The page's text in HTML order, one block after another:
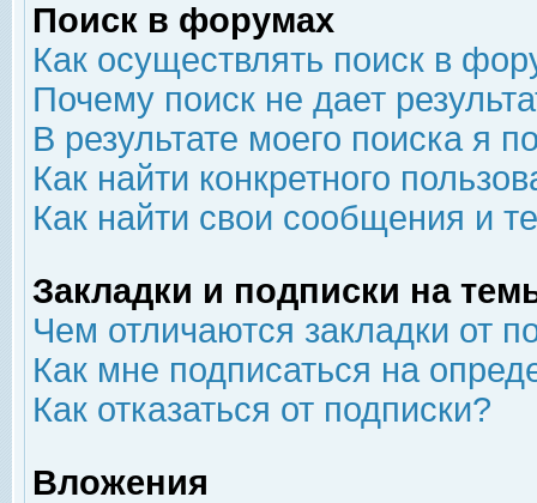
Поиск в форумах
Как осуществлять поиск в
Почему поиск не дает
В результате моего поиска я
Как найти конкретного
Как найти свои сообщения и
Закладки и подписки на
Чем отличаются закладки от
Как мне подписаться на
Как отказаться от подписки?
Вложения